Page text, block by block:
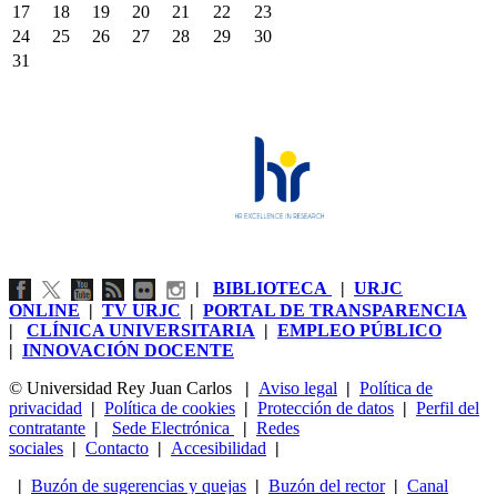
17
18 19 20 21 22
23
24
25 26 27 28 29
30
31
| BIBLIOTECA | URJC
ONLINE | TV URJC | PORTAL DE TRANSPARENCIA
| CLÍNICA UNIVERSITARIA | EMPLEO PÚBLICO
| INNOVACIÓN DOCENTE
© Universidad Rey Juan Carlos
| Aviso legal | Política de
privacidad | Política de cookies | Protección de datos | Perfil del
contratante | Sede Electrónica | Redes
sociales | Contacto | Accesibilidad |
| Buzón de sugerencias y quejas | Buzón del rector| Canal